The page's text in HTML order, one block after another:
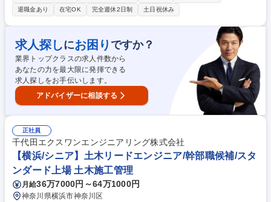
ジェクトを遂行をお任せいたします。※経験者（幹部候補） 【詳細】■設
計インプット：顧客要望ヒアリング、要望に合わせた基本構想の提案など
■設計アウトプット：建築物・設備等のプランニングや仕様決め、官庁申
請、社内の関係部署等との連携調整など■コスト管理：係る費用の算出、
顧客へ提示・交渉、協力会社の手配およびコントロールなど■施工管理：
工事現場での品質・工程・安全管理など■組織運営：勤怠管理、目標設
定、後継の育成、教育プログラムの作成など 募集職種 【横浜/シニア】建
築リードエンジニア/役職候補/スタンダード上場
退職金あり
在宅OK 完全週休2日制 土日祝休み
求人探しにお困り ですか？
業界トップクラスの求人件数から
あなたの力を最大限に発揮できる
求人探しをお手伝いします。
アドバイザーに相談する
正社員
千代田エクスワンエンジニアリング株式会社
【横浜/シニア】土木リードエンジニア/幹部職候補/スタ
ンダード上場 土木施工管理
月給36万7000円～64万1000円
神奈川県横浜市神奈川区